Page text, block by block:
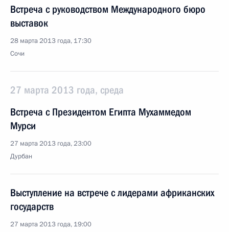
Встреча с руководством Международного бюро
выставок
28 марта 2013 года, 17:30
Сочи
27 марта 2013 года, среда
Встреча с Президентом Египта Мухаммедом
Мурси
27 марта 2013 года, 23:00
Дурбан
Выступление на встрече с лидерами африканских
государств
27 марта 2013 года, 19:00